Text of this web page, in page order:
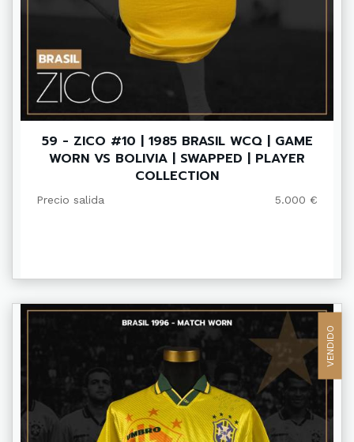
59 - ZICO #10 | 1985 BRASIL WCQ | GAME
WORN VS BOLIVIA | SWAPPED | PLAYER
COLLECTION
Precio salida 5.000 €
VENDIDO